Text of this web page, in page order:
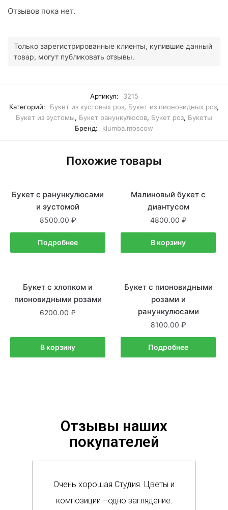
Отзывов пока нет.
Только зарегистрированные клиенты, купившие данный
товар, могут публиковать отзывы.
Артикул:
3215
Категорий:
Букет из кустовых роз, Букет из пионовидных роз,
Букет из эустомы, Букет ранункулюсов, Букет роз, Букеты
Бренд:
klumba.moscow
Похожие товары
Нет в наличии
Букет с ранункулюсами
и эустомой
8500.00
Подробнее
В наличии
Малиновый букет с
диантусом
4800.00
В корзину
В наличии
Букет с хлопком и
пионовидными розами
6200.00
В корзину
Нет в наличии
Букет с пионовидными
розами и
ранункулюсами
8100.00
Подробнее
Отзывы наших
покупателей
Очень хорошая Студия. Цветы и
композиции –одно заглядение.